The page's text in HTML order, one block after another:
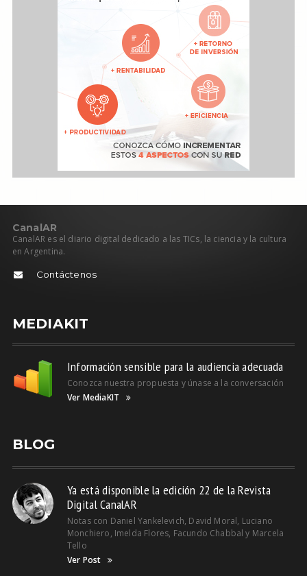
CanalAR
CanalAR es el diario digital dedicado a las TICs, la ciencia y la cultura
en Argentina.
Contáctenos
MEDIAKIT
Información sensible para la audiencia adecuada
Conozca nuestra propuesta y únase a la conversación
Ver MediaKIT
BLOG
Ya está disponible la edición 22 de la Revista
Digital CanalAR
Notas con Daniel Yankelevich, David Moral, Luciano
Monchiero, Imelda Flores, Facundo Chabbal y Marcela
Tello
Ver Post